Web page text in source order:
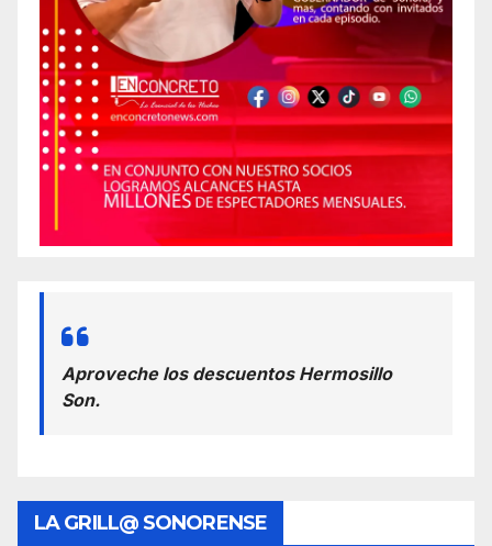
Aproveche los descuentos Hermosillo
Son.
LA GRILL@ SONORENSE